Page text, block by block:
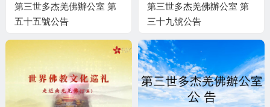
第三世多杰羌佛辦公室 第
五十五號公告
第三世多杰羌佛辦公室 第
三十九號公告